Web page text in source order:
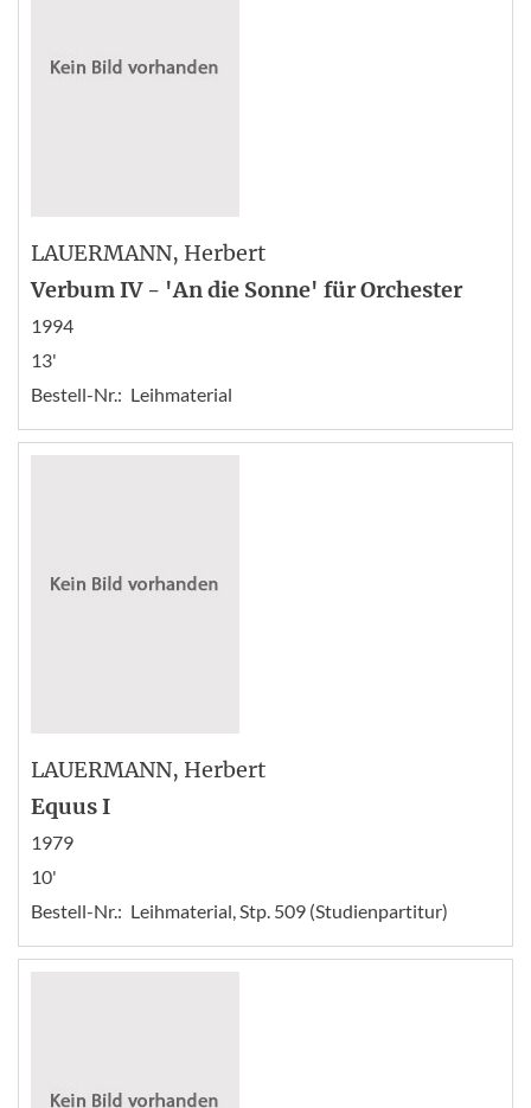
LAUERMANN, Herbert
Verbum IV - 'An die Sonne' für Orchester
1994
13'
Bestell-Nr.: Leihmaterial
LAUERMANN, Herbert
Equus I
1979
10'
Bestell-Nr.: Leihmaterial, Stp. 509 (Studienpartitur)